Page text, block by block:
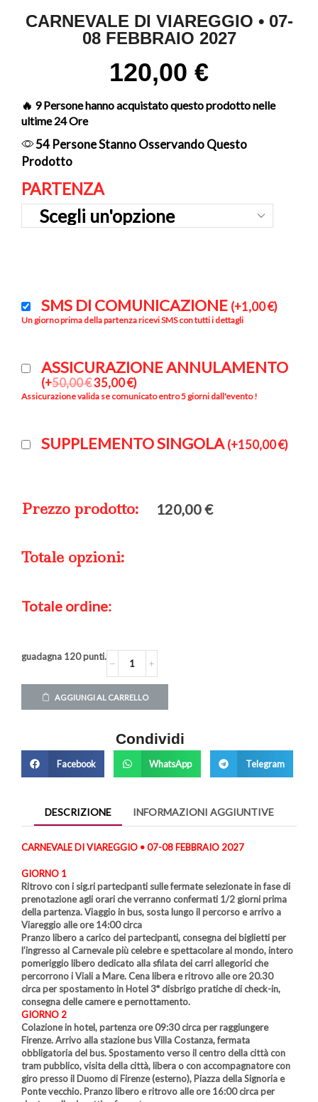
CARNEVALE DI VIAREGGIO • 07-
08 FEBBRAIO 2027
120,00 €
🔥 9 Persone hanno acquistato questo prodotto nelle
ultime 24 Ore
54 Persone Stanno Osservando Questo
Prodotto
PARTENZA
SMS DI COMUNICAZIONE (+1,00€)
Un giorno prima della partenza ricevi SMS con tutti i dettagli
ASSICURAZIONE ANNULAMENTO
(+50,00€35,00€)
Assicurazione valida se comunicato entro 5 giorni dall'evento !
SUPPLEMENTO SINGOLA (+150,00€)
Prezzo prodotto: 120,00€
Totale opzioni:
Totale ordine:
guadagna 120punti.
AGGIUNGI AL CARRELLO
Condividi
Facebook WhatsApp Telegram
DESCRIZIONE INFORMAZIONI AGGIUNTIVE
CARNEVALE DI VIAREGGIO • 07-08 FEBBRAIO 2027
GIORNO 1
Ritrovo con i sig.ri partecipanti sulle fermate selezionate in fase di
prenotazione agli orari che verranno confermati 1/2 giorni prima
della partenza. Viaggio in bus, sosta lungo il percorso e arrivo a
Viareggio alle ore 14:00 circa
Pranzo libero a carico dei partecipanti, consegna dei biglietti per
l’ingresso al Carnevale più celebre e spettacolare al mondo, intero
pomeriggio libero dedicato alla sfilata dei carri allegorici che
percorrono i Viali a Mare. Cena libera e ritrovo alle ore 20.30
circa per spostamento in Hotel 3* disbrigo pratiche di check-in,
consegna delle camere e pernottamento.
GIORNO 2
Colazione in hotel, partenza ore 09:30 circa per raggiungere
Firenze. Arrivo alla stazione bus Villa Costanza, fermata
obbligatoria del bus. Spostamento verso il centro della città con
tram pubblico, visita della città, libera o con accompagnatore con
giro presso il Duomo di Firenze (esterno), Piazza della Signoria e
Ponte vecchio. Pranzo libero e ritrovo alle ore 16:00 circa per